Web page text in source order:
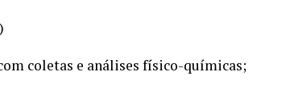
coletas e análises físico-químicas;